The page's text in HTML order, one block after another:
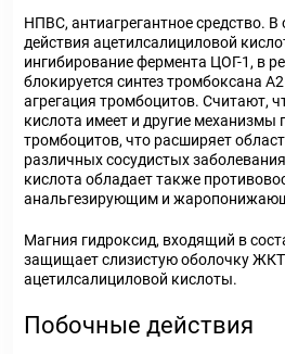
НПВС, антиагрегантное средство.
действия ацетилсалициловой
ингибирование фермента ЦОГ-1, в
блокируется синтез тромбоксана
агрегация тромбоцитов. Считают,
кислота имеет и другие механизмы
тромбоцитов, что расширяет
различных сосудистых
кислота обладает также
анальгезирующим и
Магния гидроксид, входящий в
защищает слизистую оболочку ЖКТ
ацетилсалициловой кислоты.
Побочные действия